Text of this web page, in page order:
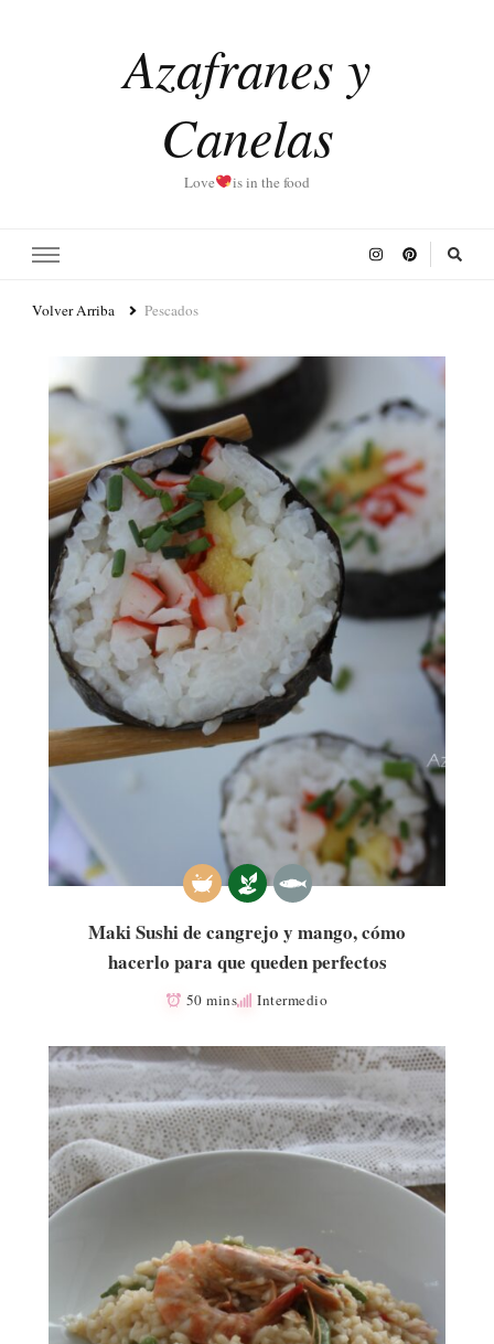
Azafranes y
Canelas
Love is in the food
Volver Arriba Pescados
Maki Sushi de cangrejo y mango, cómo
hacerlo para que queden perfectos
50 mins Intermedio